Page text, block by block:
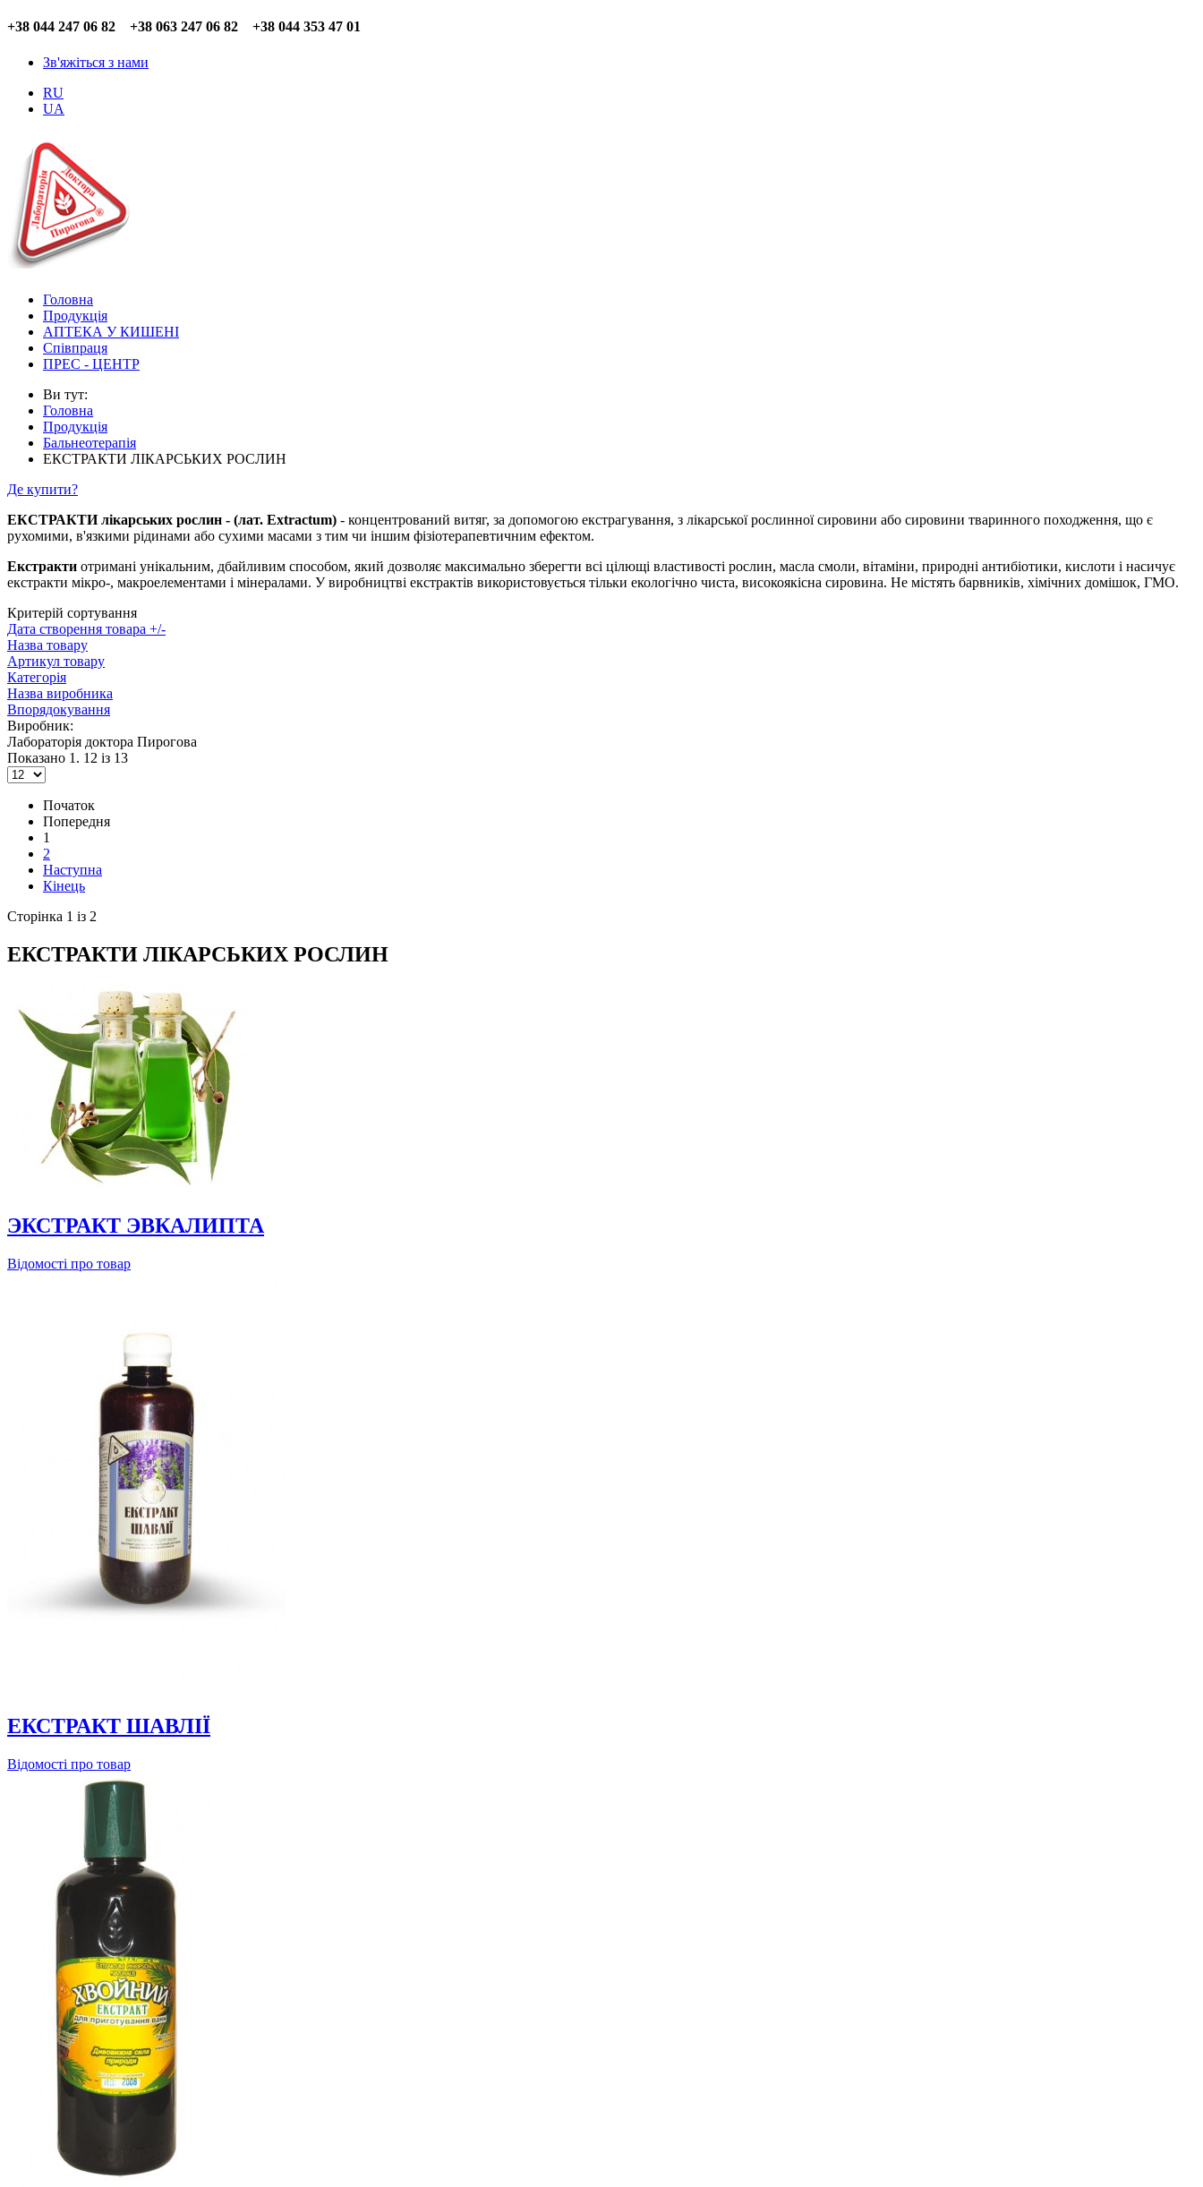
+38 044 247 06 82 +38 063 247 06 82 +38 044 353 47 01
Зв'яжіться з нами
RU
UA
Головна
Продукція
АПТЕКА У КИШЕНІ
Співпраця
ПРЕС - ЦЕНТР
Ви тут:
Головна
Продукція
Бальнеотерапія
ЕКСТРАКТИ ЛІКАРСЬКИХ РОСЛИН
Де купити?
ЕКСТРАКТИ лікарських рослин - (лат. Extractum) - концентрований витяг, за допомогою екстрагування, з лікарської рослинної сировини або сировини тваринного походження, що є
рухомими, в'язкими рідинами або сухими масами з тим чи іншим фізіотерапевтичним ефектом.
Екстракти отримані унікальним, дбайливим способом, який дозволяє максимально зберегти всі цілющі властивості рослин, масла смоли, вітаміни, природні антибіотики, кислоти і насичує
екстракти мікро-, макроелементами і мінералами. У виробництві екстрактів використовується тільки екологічно чиста, високоякісна сировина. Не містять барвників, хімічних домішок, ГМО.
Критерій сортування
Дата створення товара +/-
Назва товару
Артикул товару
Категорія
Назва виробника
Впорядокування
Виробник:
Лабораторiя доктора Пирогова
Показано 1. 12 із 13
Початок
Попередня
1
2
Наступна
Кінець
Сторінка 1 із 2
ЕКСТРАКТИ ЛІКАРСЬКИХ РОСЛИН
ЭКСТРАКТ ЭВКАЛИПТА
Відомості про товар
ЕКСТРАКТ ШАВЛІЇ
Відомості про товар